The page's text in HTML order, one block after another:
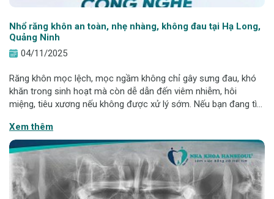
Nhổ răng khôn an toàn, nhẹ nhàng, không đau tại Hạ Long,
Quảng Ninh
04/11/2025
Răng khôn mọc lệch, mọc ngầm không chỉ gây sưng đau, khó
khăn trong sinh hoạt mà còn dễ dẫn đến viêm nhiễm, hôi
miệng, tiêu xương nếu không được xử lý sớm. Nếu bạn đang tìm
Nha khoa Hanseoul là lựa
Xem thêm